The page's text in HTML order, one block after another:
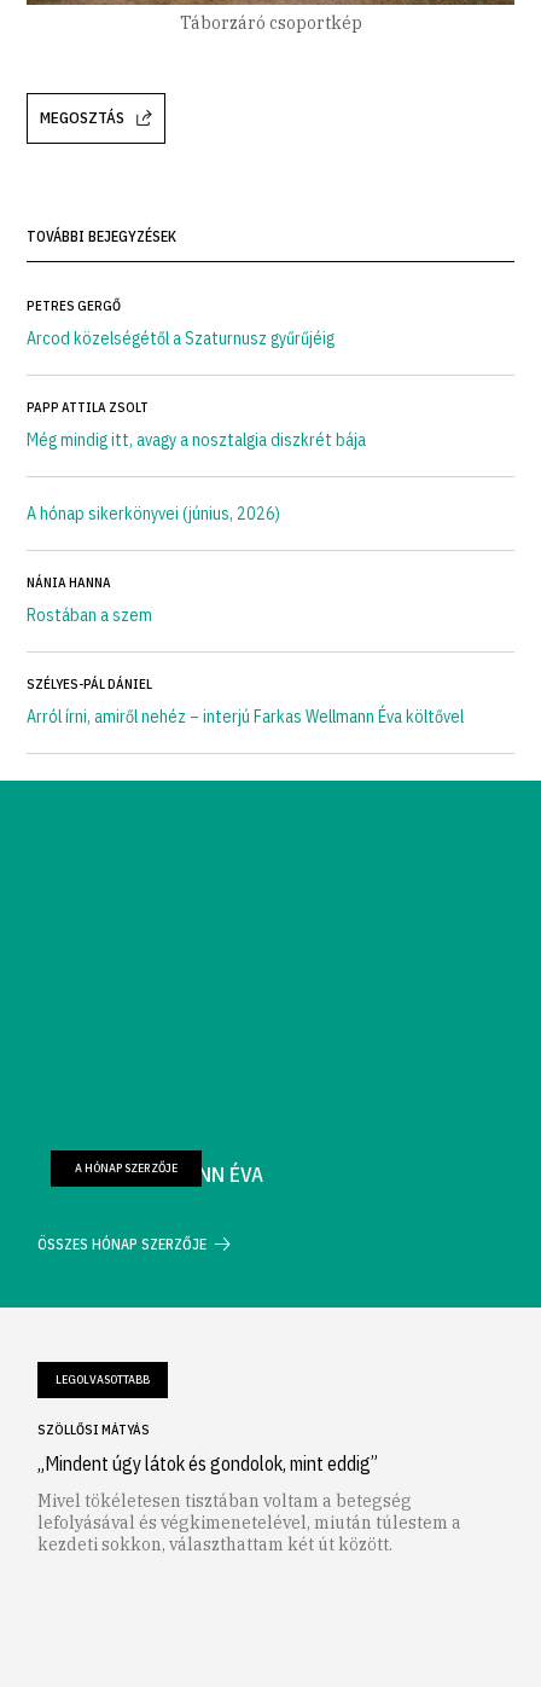
Táborzáró csoportkép
MEGOSZTÁS
TOVÁBBI BEJEGYZÉSEK
PETRES GERGŐ
Arcod közelségétől a Szaturnusz gyűrűjéig
PAPP ATTILA ZSOLT
Még mindig itt, avagy a nosztalgia diszkrét bája
A hónap sikerkönyvei (június, 2026)
NÁNIA HANNA
Rostában a szem
SZÉLYES-PÁL DÁNIEL
Arról írni, amiről nehéz – interjú Farkas Wellmann Éva költővel
FARKAS WELLMANN ÉVA
A HÓNAP SZERZŐJE
ÖSSZES HÓNAP SZERZŐJE
LEGOLVASOTTABB
SZÖLLŐSI MÁTYÁS
„Mindent úgy látok és gondolok, mint eddig”
Mivel tökéletesen tisztában voltam a betegség
lefolyásával és végkimenetelével, miután túlestem a
kezdeti sokkon, választhattam két út között.